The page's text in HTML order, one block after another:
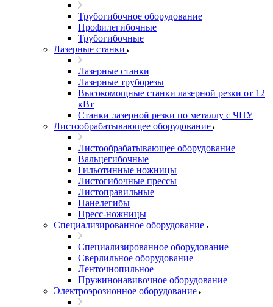
Трубогибочное оборудование
Профилегибочные
Трубогибочные
Лазерные станки
Лазерные станки
Лазерные труборезы
Высокомощные станки лазерной резки от 12
кВт
Станки лазерной резки по металлу с ЧПУ
Листообрабатывающее оборудование
Листообрабатывающее оборудование
Вальцегибочные
Гильотинные ножницы
Листогибочные прессы
Листоправильные
Панелегибы
Пресс-ножницы
Специализированное оборудование
Специализированное оборудование
Сверлильное оборудование
Ленточнопильное
Пружинонавивочное оборудование
Электроэрозионное оборудование